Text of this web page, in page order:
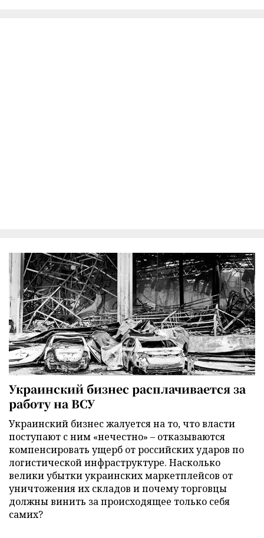
Украинский бизнес расплачивается за
работу на ВСУ
Украинский бизнес жалуется на то, что власти
поступают с ним «нечестно» – отказываются
компенсировать ущерб от российских ударов по
логистической инфраструктуре. Насколько
велики убытки украинских маркетплейсов от
уничтожения их складов и почему торговцы
должны винить за происходящее только себя
самих?